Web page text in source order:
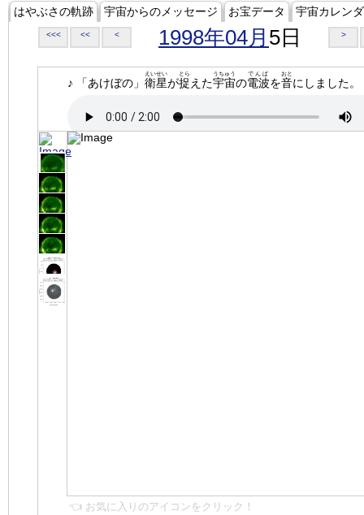
はやぶさの軌跡 宇宙からのメッセージ お宝データ 宇宙カレン
<<< << < 1998年04月 5日 >
♪ 「あけぼの」 衛星
えいせい
が捉
とら
えた宇宙
うちゅう
の電波
でんぱ
を音
おと
にしました。
👈 お気に入りのアイコンをクリック！